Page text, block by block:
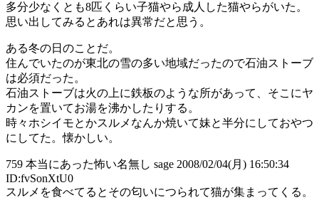
多分少なくとも8匹くらい子猫やら成人した猫やらがいた。
思い出してみるとあれは異常だと思う。
ある冬の日のことだ。
住んでいたのが東北の雪の多い地域だったので石油ストーブ
は必須だった。
石油ストーブは火の上に鉄板のような所があって、そこにヤ
カンを置いてお湯を沸かしたりする。
時々ホシイモとかスルメなんか焼いて妹と半分にしておやつ
にしてた。懐かしい。
759 本当にあった怖い名無し sage 2008/02/04(月) 16:50:34
ID:fvSonXtU0
スルメを食べてるとその匂いにつられて猫が集まってくる。